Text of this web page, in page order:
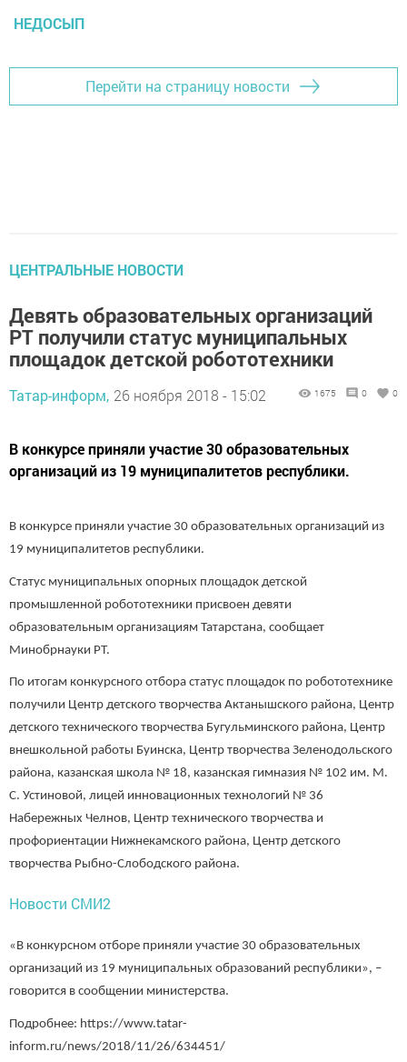
НЕДОСЫП
Перейти на страницу новости
ЦЕНТРАЛЬНЫЕ НОВОСТИ
Девять образовательных организаций
РТ получили статус муниципальных
площадок детской робототехники
Татар-информ, 26 ноября 2018 - 15:02 1675 0 0
В конкурсе приняли участие 30 образовательных
организаций из 19 муниципалитетов республики.
В конкурсе приняли участие 30 образовательных организаций из
19 муниципалитетов республики.
Статус муниципальных опорных площадок детской
промышленной робототехники присвоен девяти
образовательным организациям Татарстана, сообщает
Минобрнауки РТ.
По итогам конкурсного отбора статус площадок по робототехнике
получили Центр детского творчества Актанышского района, Центр
детского технического творчества Бугульминского района, Центр
внешкольной работы Буинска, Центр творчества Зеленодольского
района, казанская школа № 18, казанская гимназия № 102 им. М.
С. Устиновой, лицей инновационных технологий № 36
Набережных Челнов, Центр технического творчества и
профориентации Нижнекамского района, Центр детского
творчества Рыбно-Слободского района.
Новости СМИ2
«В конкурсном отборе приняли участие 30 образовательных
организаций из 19 муниципальных образований республики», –
говорится в сообщении министерства.
Подробнее: https://www.tatar-
inform.ru/news/2018/11/26/634451/